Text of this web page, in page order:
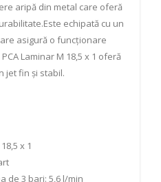
aripă din metal care oferă
echipată cu un
asigură o funcționare
Laminar M 18,5 x 1 oferă
jet fin și stabil.
x 1
de 3 bari: 5,6 l/min